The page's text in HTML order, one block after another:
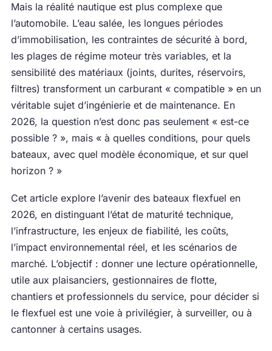
Mais la réalité nautique est plus complexe que
l’automobile. L’eau salée, les longues périodes
d’immobilisation, les contraintes de sécurité à bord,
les plages de régime moteur très variables, et la
sensibilité des matériaux (joints, durites, réservoirs,
filtres) transforment un carburant « compatible » en un
véritable sujet d’ingénierie et de maintenance. En
2026, la question n’est donc pas seulement « est-ce
possible ? », mais « à quelles conditions, pour quels
bateaux, avec quel modèle économique, et sur quel
horizon ? »
Cet article explore l’avenir des bateaux flexfuel en
2026, en distinguant l’état de maturité technique,
l’infrastructure, les enjeux de fiabilité, les coûts,
l’impact environnemental réel, et les scénarios de
marché. L’objectif : donner une lecture opérationnelle,
utile aux plaisanciers, gestionnaires de flotte,
chantiers et professionnels du service, pour décider si
le flexfuel est une voie à privilégier, à surveiller, ou à
cantonner à certains usages.